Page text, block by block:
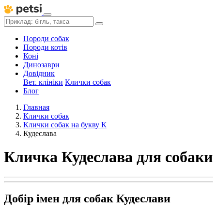
Породи собак
Породи котів
Коні
Динозаври
Довідник
Вет. клініки Клички собак
Блог
Главная
Клички собак
Клички собак на букву К
Кудеслава
Кличка Кудеслава для собаки
Добір імен для собак Кудеслави